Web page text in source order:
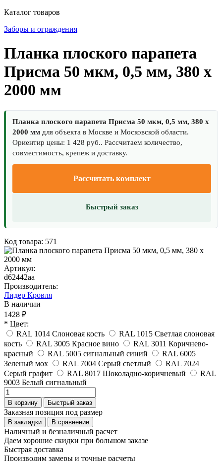
Каталог товаров
Заборы и ограждения
Планка плоского парапета
Присма 50 мкм, 0,5 мм, 380 x
2000 мм
Планка плоского парапета Присма 50 мкм, 0,5 мм, 380 x
2000 мм для объекта в Москве и Московской области.
Ориентир цены: 1 428 руб.. Рассчитаем количество,
совместимость, крепеж и доставку.
Рассчитать комплект
Быстрый заказ
Код товара: 571
Артикул:
d62442aa
Производитель:
Лидер Кровля
В наличии
1428 ₽
* Цвет:
RAL 1014 Слоновая кость
RAL 1015 Светлая слоновая
кость
RAL 3005 Красное вино
RAL 3011 Коричнево-
красный
RAL 5005 сигнальный синий
RAL 6005
Зеленый мох
RAL 7004 Серый светлый
RAL 7024
Серый графит
RAL 8017 Шоколадно-коричневый
RAL
9003 Белый сигнальный
В корзину Быстрый заказ
Заказная позиция под размер
В закладки В сравнение
Наличный и безналичный расчет
Даем хорошие скидки при большом заказе
Быстрая доставка
Производим замеры и точные расчеты